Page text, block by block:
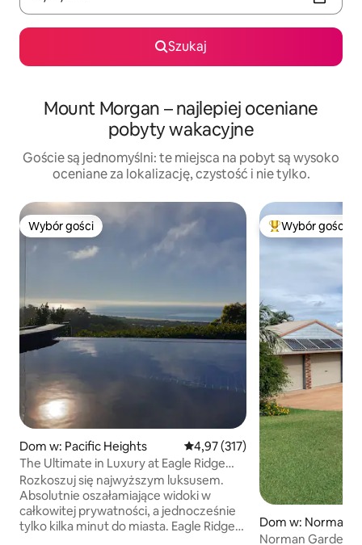
Szukaj
Mount Morgan – najlepiej oceniane
pobyty wakacyjne
Goście są jednomyślni: te miejsca na pobyt są wysoko
oceniane za lokalizację, czystość i nie tylko.
Wybór gości
Wybór gości
Dom w: Pacific Heights Średnia ocena: 4,97 na 5, liczba
4,97 (317)
The Ultimate in Luxury at Eagle Ridge
Retreat
Rozkoszuj się najwyższym luksusem.
Absolutnie oszałamiające widoki w
całkowitej prywatności, a jednocześnie
tylko kilka minut do miasta. Eagle Ridge
Wybór gości
Dom w: Norman
Norman Gardens